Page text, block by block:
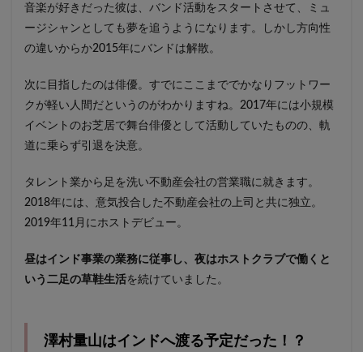
音楽が好きだった彼は、バンド活動をスタートさせて、ミュ
ージシャンとしても夢を追うようになります。しかし方向性
の違いからか2015年にバンドは解散。
次に目指したのは俳優。すでにここまででかなりフットワー
クが軽い人間だというのがわかりますね。2017年には小規模
イベントのお芝居で舞台俳優として活動していたものの、軌
道に乗らず引退を決意。
タレント業から足を洗い不動産会社の営業職に就きます。
2018年には、意気投合した不動産会社の上司と共に独立。
2019年11月にホストデビュー。
昼はインド事業の業務に従事し、夜はホストクラブで働くと
いう二足の草鞋生活を続けていました。
澤村量山はインドへ渡る予定だった！？